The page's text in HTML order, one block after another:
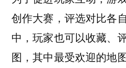
创作大赛，评选对比各
中，玩家也可以收藏、
图，其中最受欢迎的地